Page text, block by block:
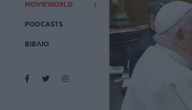
MOVIEWORLD
PODCASTS
ΒΙΒΛΙΟ